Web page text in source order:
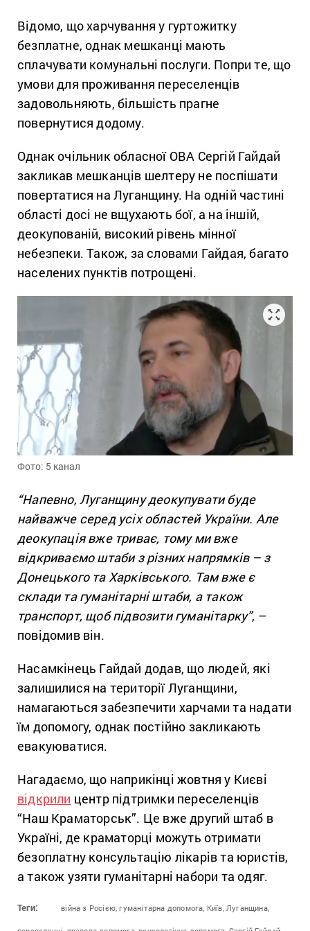
Відомо, що харчування у гуртожитку
безплатне, однак мешканці мають
сплачувати комунальні послуги. Попри те, що
умови для проживання переселенців
задовольняють, більшість прагне
повернутися додому.
Однак очільник обласної ОВА Сергій Гайдай
закликав мешканців шелтеру не поспішати
повертатися на Луганщину. На одній частині
області досі не вщухають бої, а на іншій,
деокупованій, високий рівень мінної
небезпеки. Також, за словами Гайдая, багато
населених пунктів потрощені.
Фото: 5 канал
“Напевно, Луганщину деокупувати буде
найважче серед усіх областей України. Але
деокупація вже триває, тому ми вже
відкриваємо штаби з різних напрямків – з
Донецького та Харківського. Там вже є
склади та гуманітарні штаби, а також
транспорт, щоб підвозити гуманітарку”, –
повідомив він.
Насамкінець Гайдай додав, що людей, які
залишилися на території Луганщини,
намагаються забезпечити харчами та надати
їм допомогу, однак постійно закликають
евакуюватися.
Нагадаємо, що наприкінці жовтня у Києві
відкрили центр підтримки переселенців
“Наш Краматорськ”. Це вже другий штаб в
Україні, де краматорці можуть отримати
безоплатну консультацію лікарів та юристів,
а також узяти гуманітарні набори та одяг.
Теги: війна з Росією, гуманітарна допомога, Київ, Луганщина,